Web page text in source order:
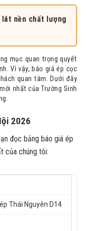
lát nền chất lượng
mục quan trọng quyết
Vì vậy, báo giá ép cọc
quan tâm. Dưới đây
nhất của Trường Sinh
2026
đọc bảng báo giá ép
của chúng tôi:
Thái Nguyên D14